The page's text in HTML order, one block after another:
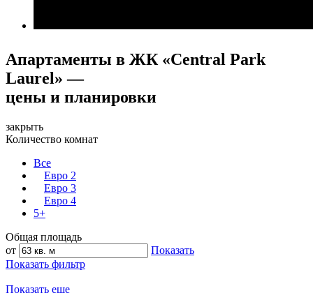
Апартаменты в ЖК «Central Park
Laurel» —
цены и планировки
закрыть
Количество комнат
Все
Евро 2
Евро 3
Евро 4
5+
Общая площадь
от
Показать
Показать фильтр
Показать еще